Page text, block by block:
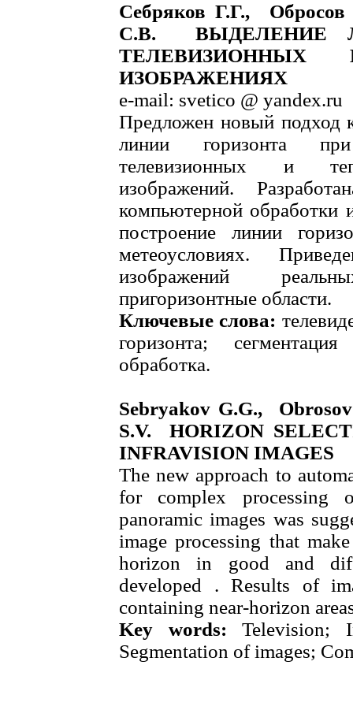
Себряков Г.Г.,
С.В. ВЫДЕЛЕНИЕ
ТЕЛЕВИЗИОННЫХ
ИЗОБРАЖЕНИЯХ
e-mail: svetico @ yandex.ru
Предложен новый подход
линии горизонта
телевизионных и
изображений.
компьютерной обработки
построение линии
метеоусловиях.
изображений
пригоризонтные области.
Ключевые слова:
горизонта;
обработка.
Sebryakov G.G.,
S.V. HORIZON
INFRAVISION IMAGES
The new approach to
for complex processing
panoramic images was
image processing that
horizon in good and
developed . Results of
containing near-horizon
Key words: Television;
Segmentation of images;